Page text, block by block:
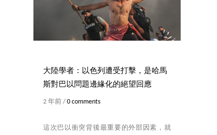
大陸學者：以色列遭受打擊，是哈馬
斯對巴以問題邊緣化的絕望回應
2 年前 / 0 comments
這次巴以衝突背後最重要的外部因素，就